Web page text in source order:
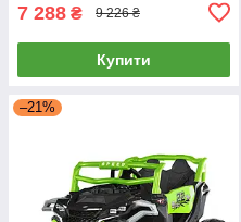
7 288 ₴ 9 226 ₴
Купити
–21%